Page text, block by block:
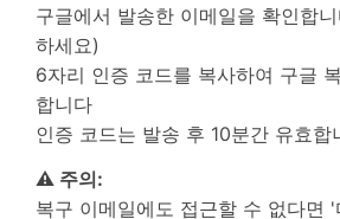
구글에서 발송한 이메일을 확인합
하세요)
6자리 인증 코드를 복사하여 구글
합니다
인증 코드는 발송 후 10분간 유효합
⚠️ 주의:
복구 이메일에도 접근할 수 없다면